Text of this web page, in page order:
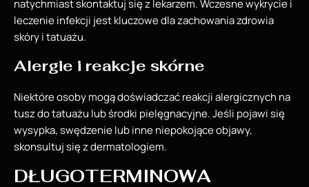
natychmiast skontaktuj się z lekarzem. Wczesne wykrycie i
leczenie infekcji jest kluczowe dla zachowania zdrowia
skóry i tatuażu.
Alergie i reakcje skórne
Niektóre osoby mogą doświadczać reakcji alergicznych na
tusz do tatuażu lub środki pielęgnacyjne. Jeśli pojawi się
wysypka, swędzenie lub inne niepokojące objawy,
skonsultuj się z dermatologiem.
DŁUGOTERMINOWA